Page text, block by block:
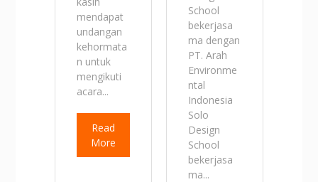
mendapat
undangan
kehormata
n untuk
mengikuti
acara...
Read
More
School
bekerjasa
ma dengan
PT. Arah
Environme
ntal
Indonesia
Solo
Design
School
bekerjasa
ma...